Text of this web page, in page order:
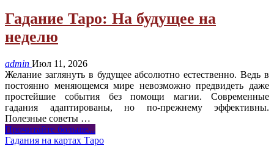
Гадание Таро: На будущее на
неделю
admin Июл 11, 2026
Желание заглянуть в будущее абсолютно естественно. Ведь в
постоянно меняющемся мире невозможно предвидеть даже
простейшие события без помощи магии. Современные
гадания адаптированы, но по-прежнему эффективны.
Полезные советы …
Прочитайте больше...
Гадания на картах Таро